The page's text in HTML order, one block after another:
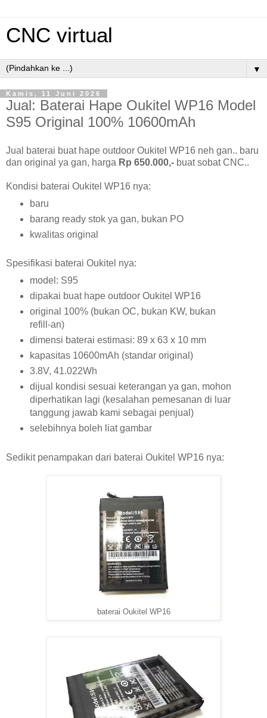
CNC virtual
▼
Kamis, 11 Juni 2026
Jual: Baterai Hape Oukitel WP16 Model
S95 Original 100% 10600mAh
Jual baterai buat hape outdoor Oukitel WP16 neh gan.. baru
dan original ya gan, harga Rp 650.000,- buat sobat CNC..
Kondisi baterai Oukitel WP16 nya:
baru
barang ready stok ya gan, bukan PO
kwalitas original
Spesifikasi baterai Oukitel nya:
model: S95
dipakai buat hape outdoor Oukitel WP16
original 100% (bukan OC, bukan KW, bukan
refill-an)
dimensi baterai estimasi: 89 x 63 x 10 mm
kapasitas 10600mAh (standar original)
3.8V, 41.022Wh
dijual kondisi sesuai keterangan ya gan, mohon
diperhatikan lagi (kesalahan pemesanan di luar
tanggung jawab kami sebagai penjual)
selebihnya boleh liat gambar
Sedikit penampakan dari baterai Oukitel WP16 nya:
baterai Oukitel WP16